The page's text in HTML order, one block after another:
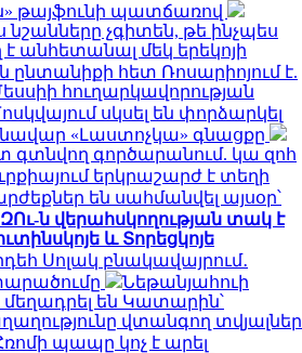
թայֆունի պատճառով
չգիտեն, թե ինչպես
է անհետանալ մեկ երեկոյի
ընտանիքի հետ Ռոսարիոյում է.
հուղարկավորության
սկսել են փորձարկել
«Լաստոչկա» գնացքը
գտնվող գործարանում. կա զոհ
երկրաշարժ է տեղի
են սահմանվել այսօր՝
ն վերահսկողության տակ է
և Տորեցկոյե
Սոլակ բնակավայրում․
Նեթանյահուի
են Կատարին՝
վտանգող տվյալներ
պապը կոչ է արել